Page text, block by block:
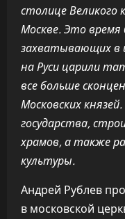
столице Великого
Москве. Это время
захватывающих в
на Руси царили
все больше
Московских
государства,
храмов, а также
культуры.
Андрей Рублев
в московской